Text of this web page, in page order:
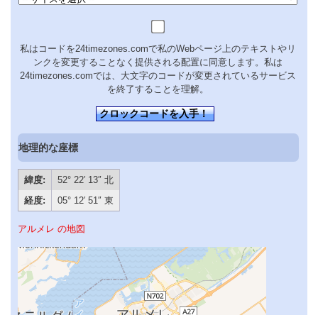
私はコードを24timezones.comで私のWebページ上のテキストやリ
ンクを変更することなく提供される配置に同意します。私は
24timezones.comでは、大文字のコードが変更されているサービス
を終了することを理解。
クロックコードを入手！
地理的な座標
緯度:
52° 22′ 13″ 北
経度:
05° 12′ 51″ 東
アルメレ の地図